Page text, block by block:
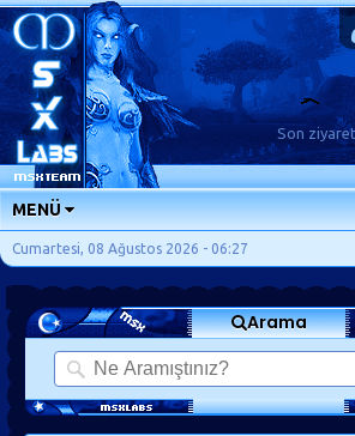
Son
MENÜ
ANA SAYFA
FORUMLAR
SORU-CEVAP
GÜNLÜKLER
SON MESAJLAR
Cumartesi, 08 Ağustos 2026 - 06:27
Arama